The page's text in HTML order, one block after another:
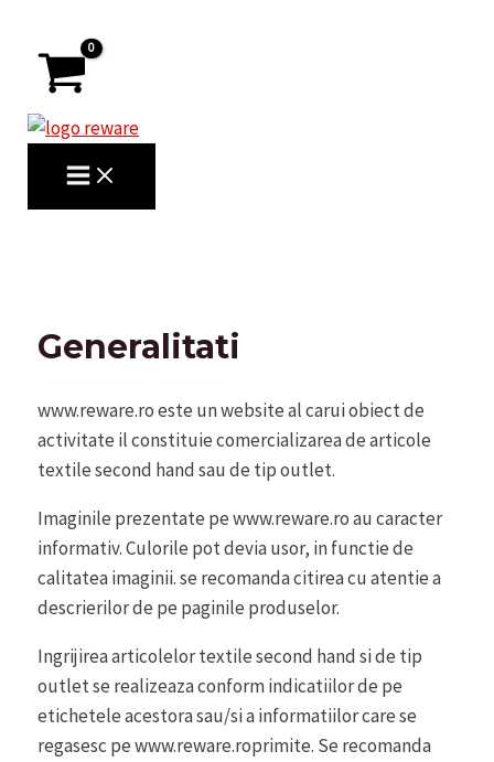
content
MAIN
MENU
Generalitati
www.reware.ro este un website al carui obiect de
activitate il constituie comercializarea de articole
textile second hand sau de tip outlet.
Imaginile prezentate pe www.reware.ro au caracter
informativ. Culorile pot devia usor, in functie de
calitatea imaginii. se recomanda citirea cu atentie a
descrierilor de pe paginile produselor.
Ingrijirea articolelor textile second hand si de tip
outlet se realizeaza conform indicatiilor de pe
etichetele acestora sau/si a informatiilor care se
regasesc pe www.reware.roprimite. Se recomanda